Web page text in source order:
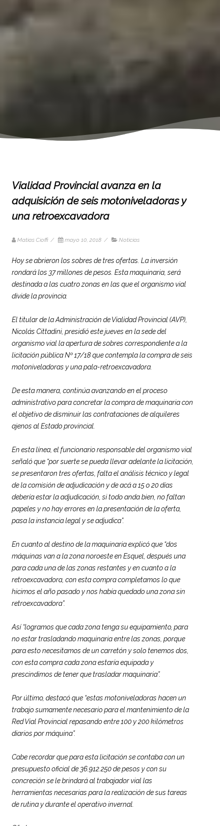
Vialidad Provincial avanza en la
adquisición de seis motoniveladoras y
una retroexcavadora
Matias Cioffi / mayo 10, 2018 / Noticias
Hoy se abrieron los sobres de tres ofertas. La inversión
rondará los 37 millones de pesos. Esta maquinaria, será
destinada a las cuatro zonas en las que el organismo vial
divide la provincia.
El titular de la Administración de Vialidad Provincial (AVP),
Nicolás Cittadini, presidió este jueves en la sede del
organismo vial la apertura de sobres correspondiente a la
licitación pública Nº 17/18 que contempla la compra de seis
motoniveladoras y una pala-retroexcavadora.
De esta manera, continúa avanzando en el proceso
administrativo para concretar la compra de maquinaria con
el objetivo de disminuir las contrataciones de alquileres
ajenos al Estado provincial.
En esta línea, el funcionario responsable del organismo vial
señaló que “por suerte se pueda llevar adelante la licitación,
se presentaron tres ofertas, falta el análisis técnico y legal
de la comisión de adjudicación y de acá a 15 o 20 días
debería estar la adjudicación, si todo anda bien, no faltan
papeles y no hay errores en la presentación de la oferta,
pasa la instancia legal y se adjudica”.
En cuanto al destino de la maquinaria explicó que “dos
máquinas van a la zona noroeste en Esquel, después una
para cada una de las zonas restantes y en cuanto a la
retroexcavadora, con esta compra completamos lo que
hicimos el año pasado y nos había quedado una zona sin
retroexcavadora”.
Así “logramos que cada zona tenga su equipamiento, para
no estar trasladando maquinaria entre las zonas, porque
para esto necesitamos de un carretón y solo tenemos dos,
con esta compra cada zona estaría equipada y
prescindimos de tener que trasladar maquinaria”.
Por último, destacó que “estas motoniveladoras hacen un
trabajo sumamente necesario para el mantenimiento de la
Red Vial Provincial repasando entre 100 y 200 kilómetros
diarios por máquina”.
Cabe recordar que para esta licitación se contaba con un
presupuesto oficial de 36.912.250 de pesos y con su
concreción se le brindará al trabajador vial las
herramientas necesarias para la realización de sus tareas
de rutina y durante el operativo invernal.